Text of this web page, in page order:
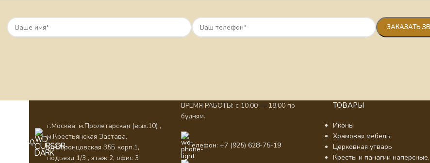
г.Москва, м.Пролетарская (вых.10) ,
м.Крестьянская Застава,
ул.Воронцовская 35Б корп.1,
подъезд 1/3 , этаж 2, офис 3
ВРЕМЯ РАБОТЫ: с 10.00 — 18.00 по
будням.
Телефон: +7 (925) 628-75-19
ТОВАРЫ
Иконы
Храмовая мебель
Церковная утварь
Кресты и панагии